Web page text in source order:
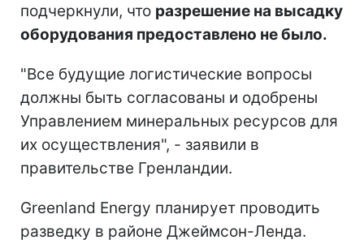
подчеркнули, что разрешение на высадку
оборудования предоставлено не было.
"Все будущие логистические вопросы
должны быть согласованы и одобрены
Управлением минеральных ресурсов для
их осуществления", - заявили в
правительстве Гренландии.
Greenland Energy планирует проводить
разведку в районе Джеймсон-Ленда.